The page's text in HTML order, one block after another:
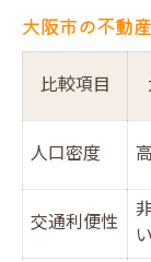
大阪市の不動
比較項目
人口密度
交通利便性
い